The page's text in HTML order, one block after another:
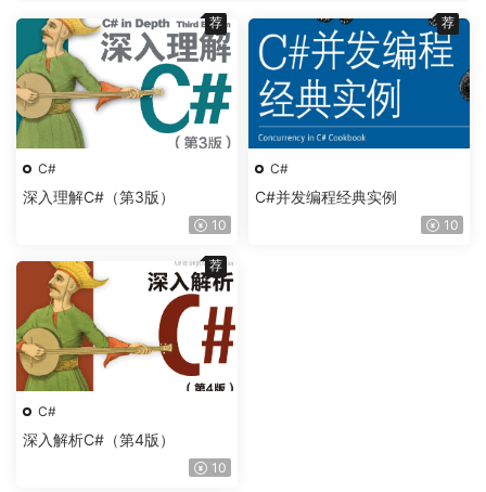
C#
深入理解C#（第3版）
10
荐
C#
C#并发编程经典实例
10
荐
C#
深入解析C#（第4版）
10
荐